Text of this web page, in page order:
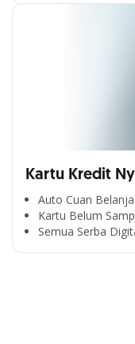
Kartu Kredit
Auto Cuan
Kartu Belum
Semua Serba
Cross